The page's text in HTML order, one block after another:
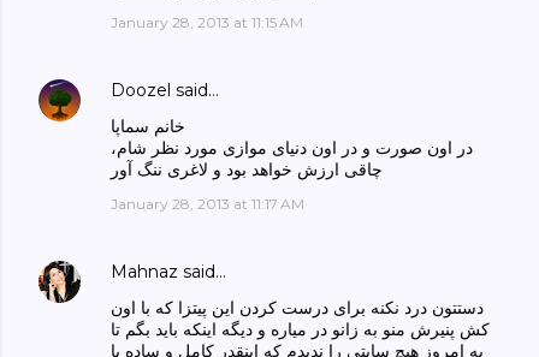
January 28, 2013 at 11:15 AM
Doozel said…
خانم سماپا
در اون صورت و در اون دنیای موازی مورد نظر شام،
چاقی ارزش خواهد بود و لاغری ننگ آور
January 28, 2013 at 11:17 AM
Mahnaz said…
دستتون درد نکنه برای درست کردن این پیتزا که با اون
کش پنیرش منو به زانو در میاره و دیگه اینکه باید بگم تا
به امروز هیچ سایتی را ندیدم که اینقدر کامل و ساده با